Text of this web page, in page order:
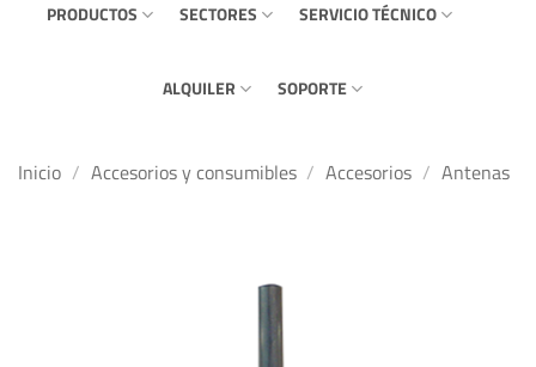
PRODUCTOS SECTORES SERVICIO TÉCNICO
ALQUILER SOPORTE
Inicio / Accesorios y consumibles / Accesorios / Antenas